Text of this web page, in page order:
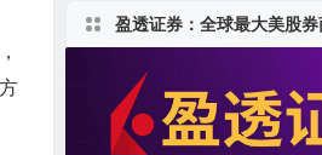
盈透证券：全球最大美股券